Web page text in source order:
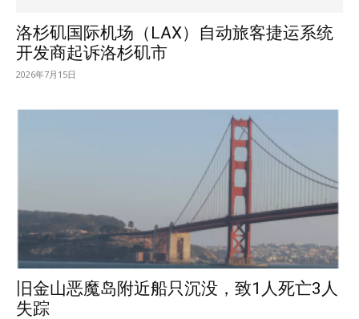
洛杉矶国际机场（LAX）自动旅客捷运系统
开发商起诉洛杉矶市
2026年7月15日
旧金山恶魔岛附近船只沉没，致1人死亡3人
失踪